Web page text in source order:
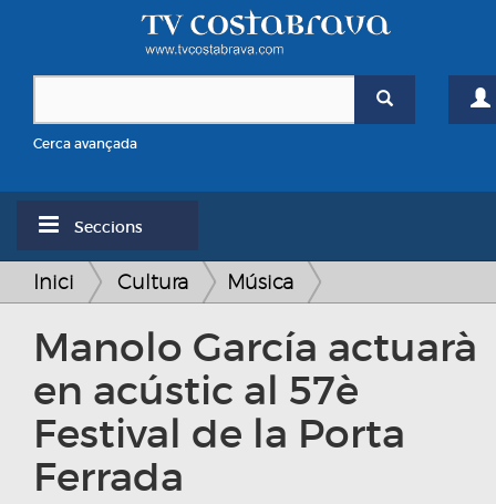
Cerca avançada
Seccions
Inici Cultura Música
Manolo García actuarà
en acústic al 57è
Festival de la Porta
Ferrada